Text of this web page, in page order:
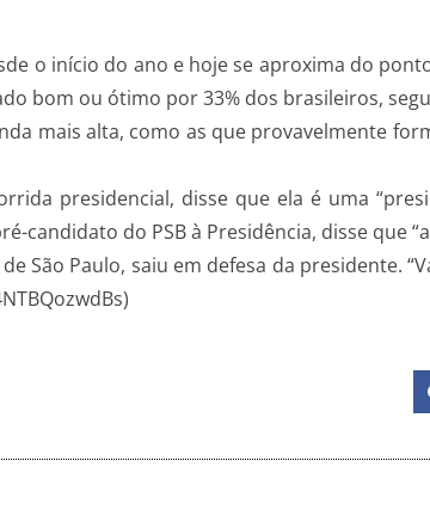
o início do ano e hoje se aproxima do
bom ou ótimo por 33% dos brasileiros,
mais alta, como as que provavelmente
presidencial, disse que ela é uma
candidato do PSB à Presidência, disse que
São Paulo, saiu em defesa da presidente.